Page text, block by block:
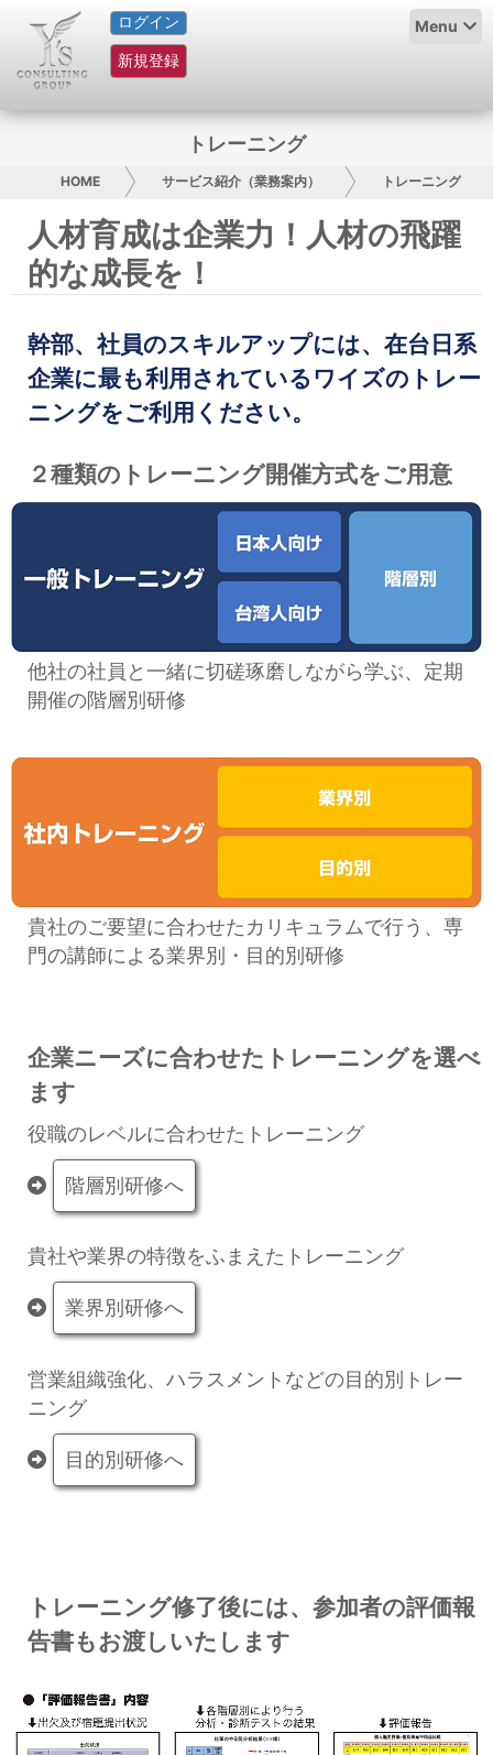
ログイン
新規登録
Menu
HOME
サービス紹介
グループ概要
採用情報
お問い合わせ
日本人にPR
コンサルティング
セミナー
ＩＴ
飲食店情報
トレーニング
HOME サービス紹介（業務案内） トレーニング
人材育成は企業力！人材の飛躍
的な成長を！
幹部、社員のスキルアップには、在台日系
企業に最も利用されているワイズのトレー
ニングをご利用ください。
２種類のトレーニング開催方式をご用意
他社の社員と一緒に切磋琢磨しながら学ぶ、定期
開催の階層別研修
貴社のご要望に合わせたカリキュラムで行う、専
門の講師による業界別・目的別研修
企業ニーズに合わせたトレーニングを選べ
ます
役職のレベルに合わせたトレーニング
階層別研修へ
貴社や業界の特徴をふまえたトレーニング
業界別研修へ
営業組織強化、ハラスメントなどの目的別トレー
ニング
目的別研修へ
トレーニング修了後には、参加者の評価報
告書もお渡しいたします